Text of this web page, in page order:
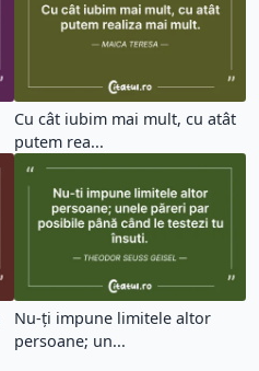
Cu cât iubim mai mult, cu atât
putem rea...
Nu-ți impune limitele altor
persoane; un...